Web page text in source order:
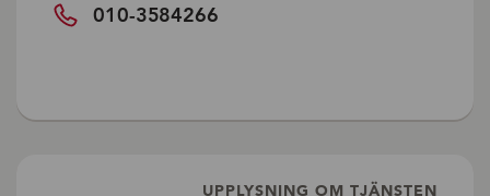
010-3584266
UPPLYSNING OM TJÄNSTEN